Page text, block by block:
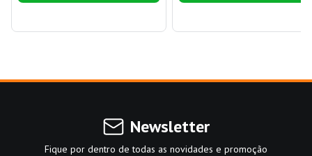
Newsletter
Fique por dentro de todas as novidades e promoção